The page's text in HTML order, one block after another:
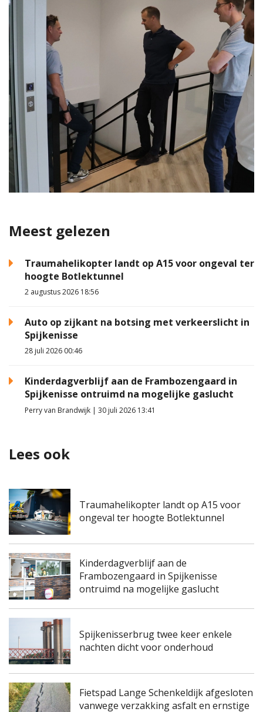
Meest gelezen
Traumahelikopter landt op A15 voor ongeval ter
hoogte Botlektunnel
2 augustus 2026 18:56
Auto op zijkant na botsing met verkeerslicht in
Spijkenisse
28 juli 2026 00:46
Kinderdagverblijf aan de Frambozengaard in
Spijkenisse ontruimd na mogelijke gaslucht
Perry van Brandwijk | 30 juli 2026 13:41
Lees ook
Traumahelikopter landt op A15 voor
ongeval ter hoogte Botlektunnel
Kinderdagverblijf aan de
Frambozengaard in Spijkenisse
ontruimd na mogelijke gaslucht
Spijkenisserbrug twee keer enkele
nachten dicht voor onderhoud
Fietspad Lange Schenkeldijk afgesloten
vanwege verzakking asfalt en ernstige